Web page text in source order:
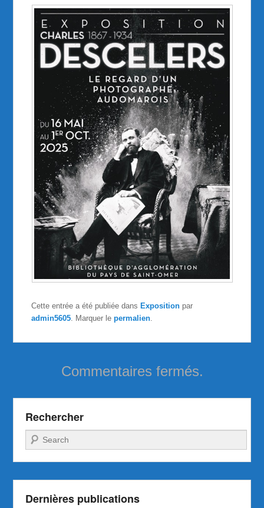
Cette entrée a été publiée dansExposition par
admin5605 . Marquer lepermalien
Commentaires fermés.
Rechercher
Recherche
Dernières publications